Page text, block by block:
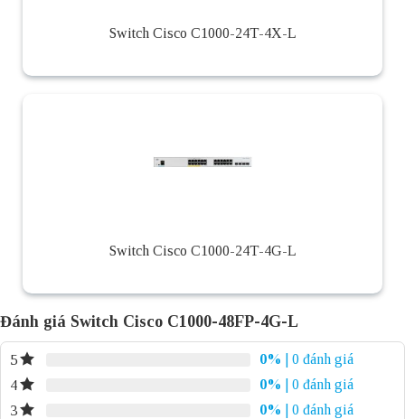
Switch Cisco C1000-24T-4X-L
Switch Cisco C1000-24T-4G-L
Đánh giá Switch Cisco C1000-48FP-4G-L
5 0%
| 0 đánh giá
4
0%
| 0 đánh giá
3
0%
| 0 đánh giá